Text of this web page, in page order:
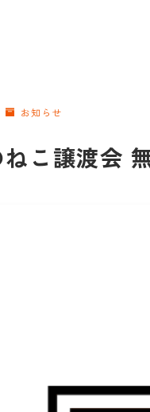
お知らせ
こ譲渡会